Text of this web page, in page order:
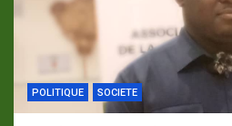
POLITIQUE SOCIETE